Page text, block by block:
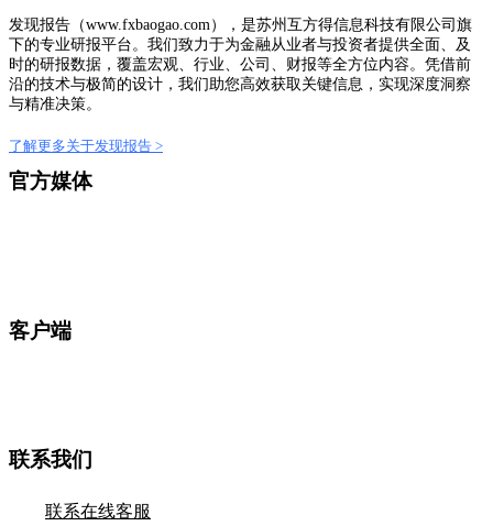
发现报告（www.fxbaogao.com），是苏州互方得信息科技有限公司旗
下的专业研报平台。我们致力于为金融从业者与投资者提供全面、及
时的研报数据，覆盖宏观、行业、公司、财报等全方位内容。凭借前
沿的技术与极简的设计，我们助您高效获取关键信息，实现深度洞察
与精准决策。
了解更多关于发现报告 >
官方媒体
客户端
联系我们
联系在线客服